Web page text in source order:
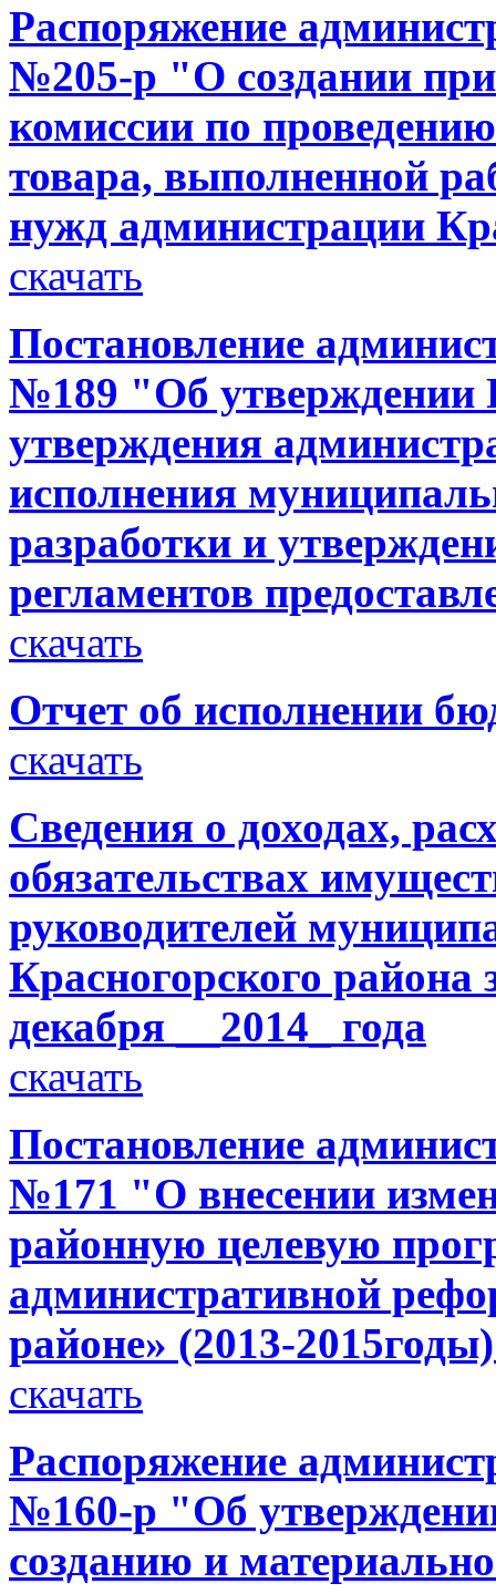
Распоряжение
№205-р "О создании
комиссии по
товара, выполненной
нужд администрации
скачать
Постановление
№189 "Об утверждении
утверждения
исполнения
разработки и
регламентов
скачать
Отчет об исполнении
скачать
Сведения о доходах,
обязательствах
руководителей
Красногорского района
декабря __2014_ года
скачать
Постановление
№171 "О внесении
районную целевую
административной
районе» (2013-
скачать
Распоряжение
№160-р "Об
созданию и